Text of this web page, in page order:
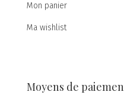
Mon panier
Ma wishlist
Moyens de